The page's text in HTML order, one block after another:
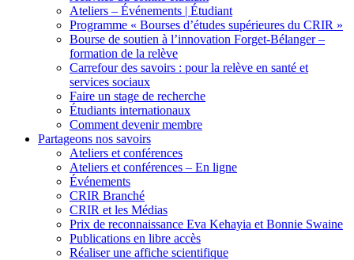
Ateliers – Événements | Étudiant
Programme « Bourses d’études supérieures du CRIR »
Bourse de soutien à l’innovation Forget-Bélanger –
formation de la relève
Carrefour des savoirs : pour la relève en santé et
services sociaux
Faire un stage de recherche
Étudiants internationaux
Comment devenir membre
Partageons nos savoirs
Ateliers et conférences
Ateliers et conférences – En ligne
Événements
CRIR Branché
CRIR et les Médias
Prix de reconnaissance Eva Kehayia et Bonnie Swaine
Publications en libre accès
Réaliser une affiche scientifique